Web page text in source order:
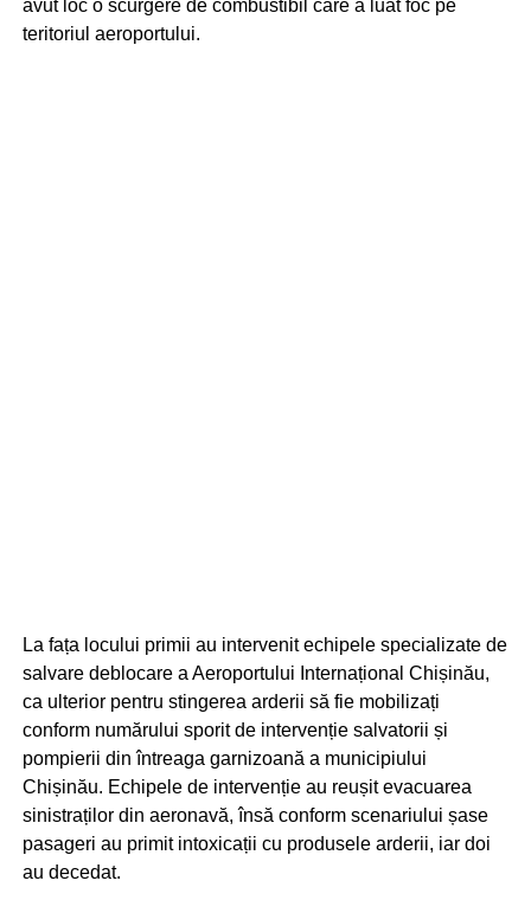
avut loc o scurgere de combustibil care a luat foc pe
teritoriul aeroportului.
La fața locului primii au intervenit echipele specializate de
salvare deblocare a Aeroportului Internațional Chișinău,
ca ulterior pentru stingerea arderii să fie mobilizați
conform numărului sporit de intervenție salvatorii și
pompierii din întreaga garnizoană a municipiului
Chișinău. Echipele de intervenție au reușit evacuarea
sinistraților din aeronavă, însă conform scenariului șase
pasageri au primit intoxicații cu produsele arderii, iar doi
au decedat.